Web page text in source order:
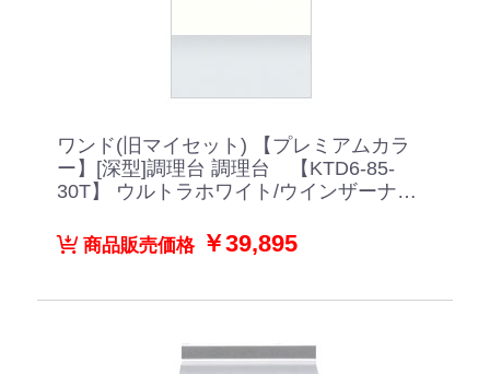
ワンド(旧マイセット) 【プレミアムカラ
ー】[深型]調理台 調理台 【KTD6-85-
30T】 ウルトラホワイト/ウインザーナッ
ックストーン
商品販売価格￥39,895